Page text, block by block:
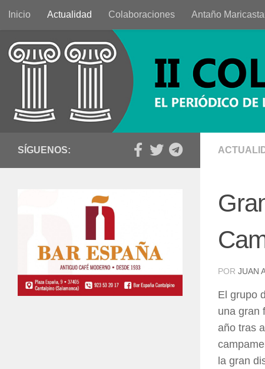
Saltar al contenido
Inicio Actualidad Colaboraciones Antaño
POR JUAN
El grupo
una gran
año tras
la gran
SÍGUENOS: